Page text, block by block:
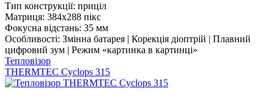
Тип конструкції: приціл
Матриця: 384x288 пікс
Фокусна відстань: 35 мм
Особливості: Змінна батарея | Корекція діоптрій | Плавний
цифровий зум | Режим «картинка в картинці»
Тепловізор
THERMTEC Cyclops 315